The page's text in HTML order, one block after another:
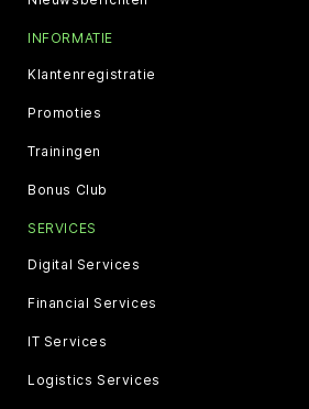
INFORMATIE
Klantenregistratie
Promoties
Trainingen
Bonus Club
SERVICES
Digital Services
Financial Services
IT Services
Logistics Services